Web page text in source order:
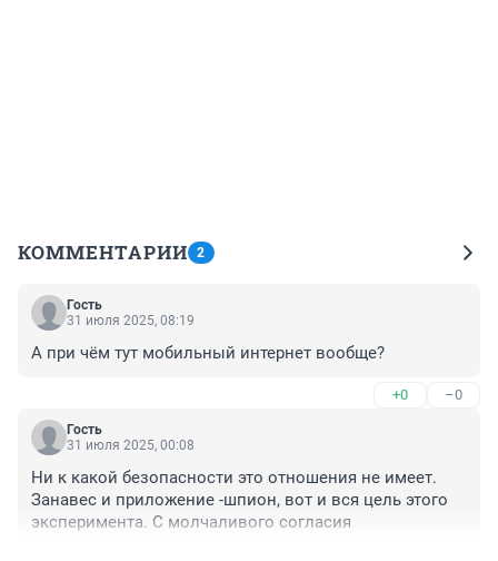
КОММЕНТАРИИ 2
Гость
31 июля 2025, 08:19
А при чём тут мобильный интернет вообще?
+0 –0
Гость
31 июля 2025, 00:08
Ни к какой безопасности это отношения не имеет.
Занавес и приложение -шпион, вот и вся цель этого
эксперимента. С молчаливого согласия